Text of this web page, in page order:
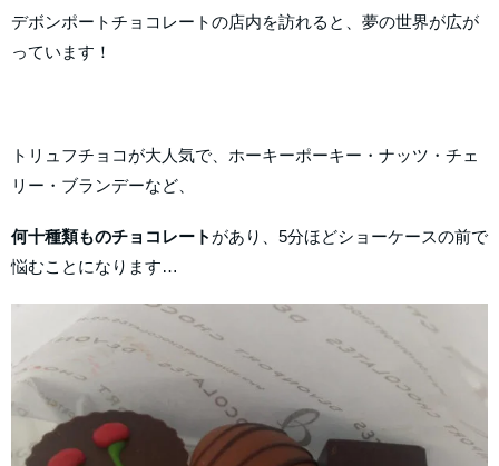
デボンポートチョコレートの店内を訪れると、夢の世界が広が
っています！
トリュフチョコが大人気で、ホーキーポーキー・ナッツ・チェ
リー・ブランデーなど、
何十種類ものチョコレート があり、5分ほどショーケースの前で
悩むことになります…